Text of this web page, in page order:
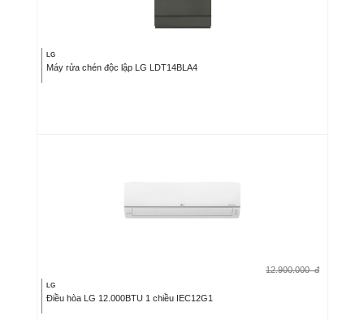
LG
Máy rửa chén độc lập LG LDT14BLA4
12.900.000 đ
LG
Điều hòa LG 12.000BTU 1 chiều IEC12G1